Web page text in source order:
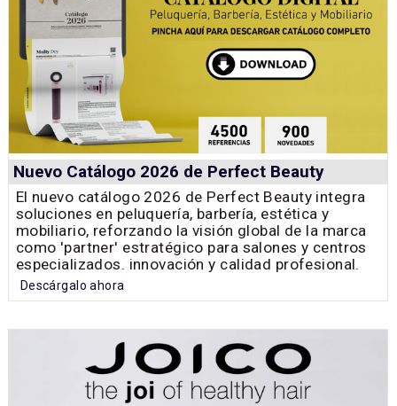
Nuevo Catálogo 2026 de Perfect Beauty
El nuevo catálogo 2026 de Perfect Beauty integra
soluciones en peluquería, barbería, estética y
mobiliario, reforzando la visión global de la marca
como 'partner' estratégico para salones y centros
especializados. innovación y calidad profesional.
Descárgalo ahora